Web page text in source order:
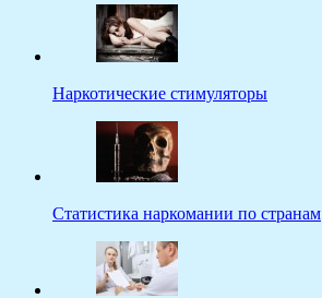
Наркотические стимуляторы
Статистика наркомании по странам